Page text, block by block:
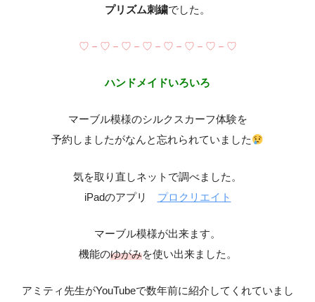
プリズム刺繍でした。
♡－♡－♡－♡－♡－♡－♡－♡
ハンドメイドいろいろ
マーブル模様のシルクスカーフ体験を
予約しましたがなんと忘れられていました
気を取り直しネットで調べました。
iPadのアプリ プロクリエイト
マーブル模様が出来ます。
機能のゆがみを使い出来ました。
アミティ先生がYouTubeで数年前に紹介してくれていまし